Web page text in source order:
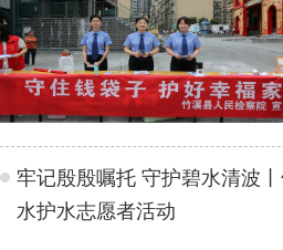
牢记殷殷嘱托 守护碧水清波
水护水志愿者活动